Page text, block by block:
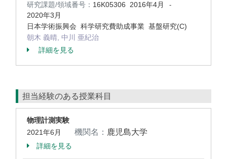
研究課題/領域番号： 16K05306 2016年4月 -
2020年3月
日本学術振興会 科学研究費助成事業 基盤研究(C)
朝木 義晴, 中川 亜紀治
詳細を見る
担当経験のある授業科目
物理計測実験
2021年6月
機関名： 鹿児島大学
詳細を見る